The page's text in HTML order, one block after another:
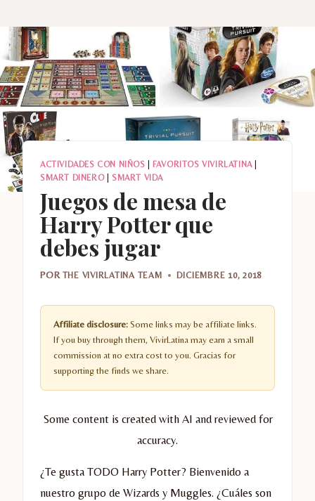
ACTIVIDADES CON NIÑOS FAVORITOS VIVIRLATINA|
SMART DINERO| SMART VIDA
Juegos de mesa de
Harry Potter que
debes jugar
POR THE VIVIRLATINA TEAM DICIEMBRE 10, 2018
Affiliate disclosure: Some links may be affiliate links.
If you buy through them, VivirLatina may earn a small
commission at no extra cost to you. Gracias for
supporting the finds we share.
Some content is created with AI and reviewed for
accuracy.
¿Te gusta TODO Harry Potter? Bienvenido a
nuestro grupo de Wizards y Muggles. ¿Cuáles son